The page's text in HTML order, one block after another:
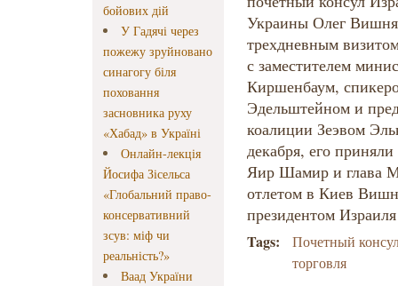
бойових дій
У Гадячі через
пожежу зруйновано
синагогу біля
поховання
засновника руху
«Хабад» в Україні
Онлайн-лекція
Йосифа Зісельса
«Глобальний право-
консервативний
зсув: міф чи
реальність?»
Ваад України
Украины Олег
трехдневным
с заместителем
Киршенбаум,
Эдельштейном и
коалиции Зеэвом
декабря, его
Яир Шамир и глава
отлетом в Киев
президентом
Tags:
Почетный
торговля